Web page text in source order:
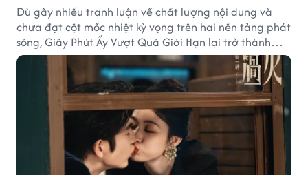
Dù gây nhiều tranh luận về chất lượng nội dung và
chưa đạt cột mốc nhiệt kỳ vọng trên hai nền tảng phát
sóng, Giây Phút Ấy Vượt Quá Giới Hạn lại trở thành
hiện tượng ở khía cạnh thương mại.